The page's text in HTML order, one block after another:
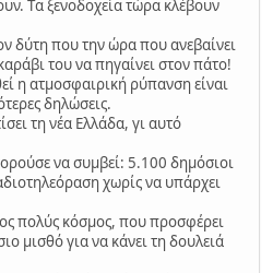
Tα ξενοδοχεία τώρα κλέβουν
δύτη που την ώρα που ανεβαίνει
του να πηγαίνει στον πάτο!
η ατμοσφαιρική ρύπανση είναι
δηλώσεις.
τη νέα Ελλάδα, γι αυτό
να συμβεί: 5.100 δημόσιοι
χωρίς να υπάρχει
πολύς κόσμος, που προσφέρει
μισθό για να κάνει τη δουλειά